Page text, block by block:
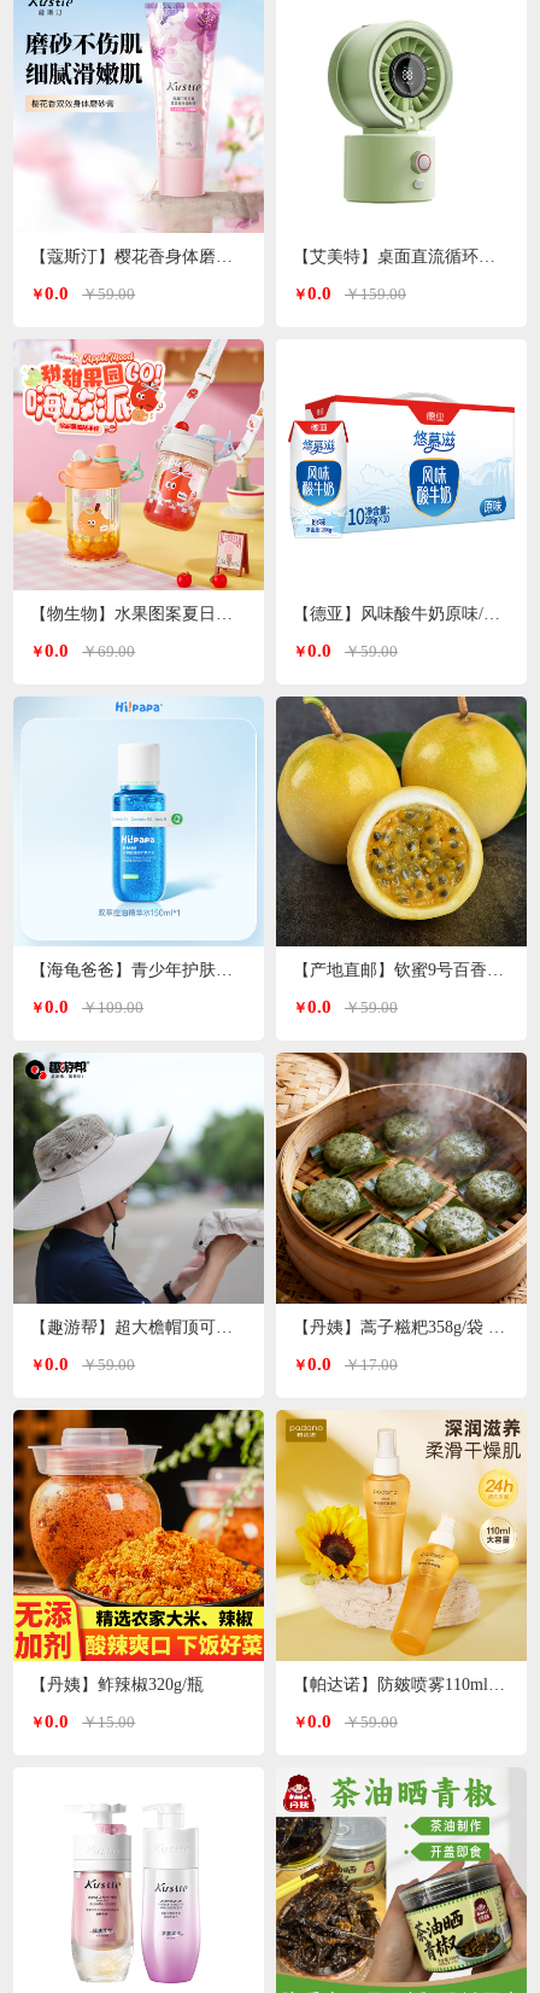
￥0.0 ￥59.00
￥0.0 ￥69.00
【海龟爸爸】青少年护肤品爽肤水双萃控油精华水
￥0.0 ￥109.00
【趣游帮】超大檐帽顶可拆卸防晒帽（S-2308）
￥0.0 ￥59.00
【丹姨】鲊辣椒320g/瓶
￥0.0 ￥15.00
￥0.0 ￥159.00
￥0.0 ￥59.00
【产地直邮】钦蜜9号百香果 净重3斤特大果（单果70-90g）广西发货
￥0.0 ￥59.00
【丹姨】蒿子糍粑358g/袋 6个装（甜味）
￥0.0 ￥17.00
￥0.0 ￥59.00